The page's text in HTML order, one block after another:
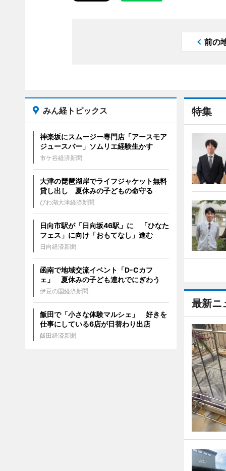
前の
特集
最新ニ
みん経トピックス
神楽坂にスムージー専門店「アースモア
ジュースバー」ソムリエ経験生かす
市ケ谷経済新聞
大津の琵琶湖岸でライフジャケット無料
貸し出し 夏休みの子どもの命守る
びわ湖大津経済新聞
日向市駅が「日向坂46駅」に 「ひなた
フェス」に向け「おもてなし」進む
日向経済新聞
函南で地域交流イベント「D-Cカフ
ェ」 夏休みの子ども連れでにぎわう
伊豆の国経済新聞
飯田で「小さな体験マルシェ」 好きを
仕事にしている6店が日替わり出店
飯田経済新聞